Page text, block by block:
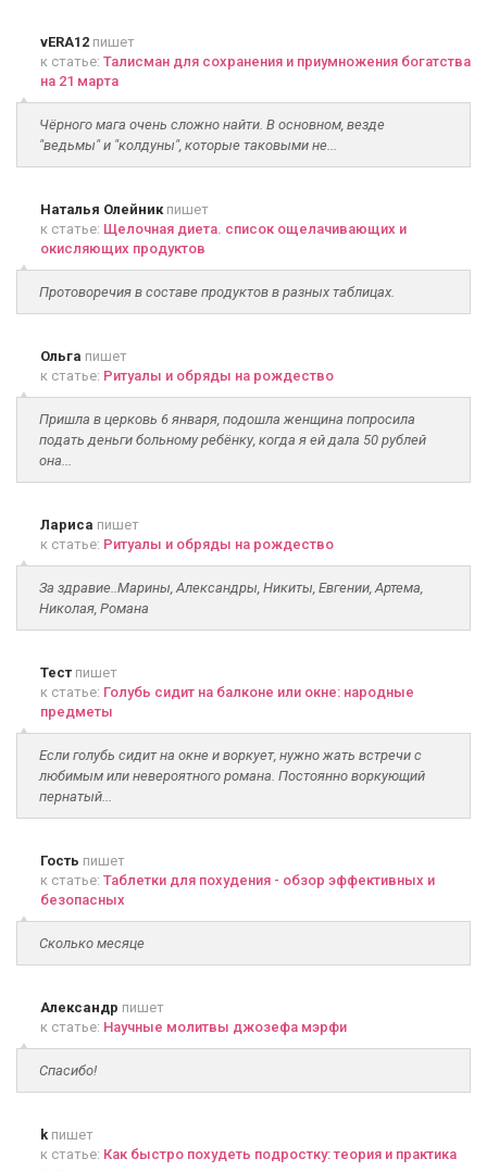
vERA12 пишет
к статье: Талисман для сохранения и приумножения богатства
на 21 марта
Чёрного мага очень сложно найти. В основном, везде
"ведьмы" и "колдуны", которые таковыми не...
Наталья Олейникпишет
к статье: Щелочная диета. список ощелачивающих и
окисляющих продуктов
Протоворечия в составе продуктов в разных таблицах.
Ольга пишет
к статье: Ритуалы и обряды на рождество
Пришла в церковь 6 января, подошла женщина попросила
подать деньги больному ребёнку, когда я ей дала 50 рублей
она...
Лариса пишет
к статье: Ритуалы и обряды на рождество
За здравие..Марины, Александры, Никиты, Евгении, Артема,
Николая, Романа
Тест пишет
к статье: Голубь сидит на балконе или окне: народные
предметы
Если голубь сидит на окне и воркует, нужно жать встречи с
любимым или невероятного романа. Постоянно воркующий
пернатый...
Гость пишет
к статье: Таблетки для похудения - обзор эффективных и
безопасных
Сколько месяце
Александр пишет
к статье: Научные молитвы джозефа мэрфи
Спасибо!
k пишет
к статье: Как быстро похудеть подростку: теория и практика